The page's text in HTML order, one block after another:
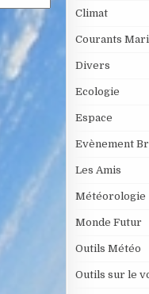
Climat
Courants
Divers
Ecologie
Espace
Evènement
Les Amis
Météorologie
Monde Futur
Outils Météo
Outils sur le